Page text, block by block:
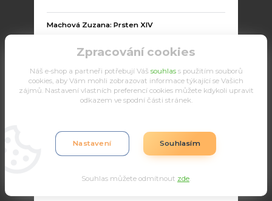
Machová Zuzana: Prsten XIV
650 Kč
Do košíku
Zpracování cookies
Náš e-shop a partneři potřebují Váš souhlass použitím souborů
cookies, aby Vám mohli zobrazovat informace týkající se Vašich
zájmů. Nastavení vlastních preferencí cookies můžete kdykoli upravit
odkazem ve spodní části stránek.
Nastavení Souhlasím
Souhlas můžete odmítnout zde.